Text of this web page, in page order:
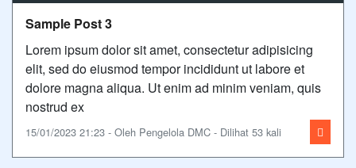
Sample Post 3
Lorem ipsum dolor sit amet, consectetur adipisicing
elit, sed do eiusmod tempor incididunt ut labore et
dolore magna aliqua. Ut enim ad minim veniam, quis
nostrud ex
15/01/2023 21:23 - Oleh Pengelola DMC - Dilihat 53 kali